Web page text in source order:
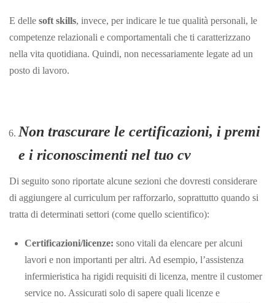
E delle soft skills, invece, per indicare le tue qualità personali, le
competenze relazionali e comportamentali che ti caratterizzano
nella vita quotidiana. Quindi, non necessariamente legate ad un
posto di lavoro.
Non trascurare le certificazioni, i premi
e i riconoscimenti nel tuo cv
Di seguito sono riportate alcune sezioni che dovresti considerare
di aggiungere al curriculum per rafforzarlo, soprattutto quando si
tratta di determinati settori (come quello scientifico):
Certificazioni/licenze: sono vitali da elencare per alcuni
lavori e non importanti per altri. Ad esempio, l’assistenza
infermieristica ha rigidi requisiti di licenza, mentre il customer
service no. Assicurati solo di sapere quali licenze e